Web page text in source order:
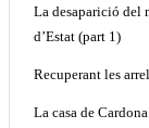
La desaparició del
d’Estat (part 1)
Recuperant les
La casa de